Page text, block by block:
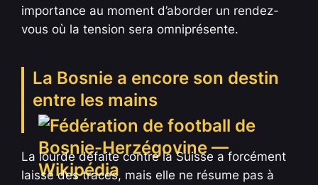
importance au moment d’aborder un rendez-
vous où la tension sera omniprésente.
La Bosnie a encore son destin
entre les mains
La lourde défaite contre la Suisse a forcément
laissé des traces, mais elle ne résume pas à